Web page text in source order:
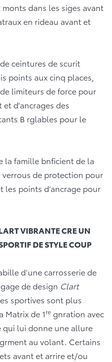
dans les siges avant
en rideau avant et
ceintures de scurit
points aux cinq places,
limiteurs de force pour
et d'ancrages des
B rglables pour le
la famille bnficient de la
de protection pour
les points d’ancrage pour
VIBRANTE CRE UN
DE STYLE COUP
d’une carrosserie de
de design Clart
sportives sont plus
Matrix de 1re gnration avec
qui lui donne une allure
au volant. Certains
avant et arrire et/ou